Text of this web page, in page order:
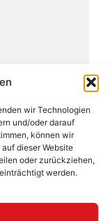
wir Technologien
und/oder darauf
können wir
dieser Website
oder zurückziehen,
werden.